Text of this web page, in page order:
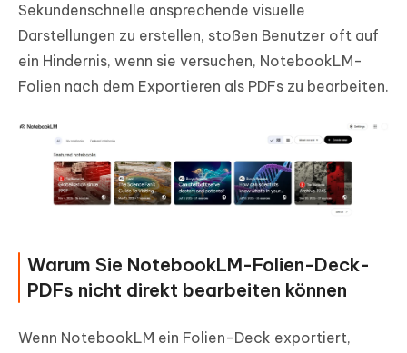
Sekundenschnelle ansprechende visuelle
Darstellungen zu erstellen, stoßen Benutzer oft auf
ein Hindernis, wenn sie versuchen, NotebookLM-
Folien nach dem Exportieren als PDFs zu bearbeiten.
Warum Sie NotebookLM-Folien-Deck-
PDFs nicht direkt bearbeiten können
Wenn NotebookLM ein Folien-Deck exportiert,